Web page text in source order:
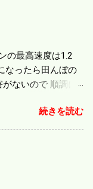
の最高速度は1.2
なったら田んぼの
ないので 順調に
幅は約2ｍだから
実際は回転した
続きを読む